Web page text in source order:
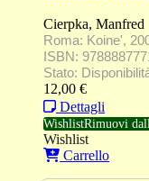
Cierpka, Manfred
Roma: Koine',
ISBN:
Stato:
12,00 €
Dettagli
WishlistRimuovi
Wishlist
Carrello